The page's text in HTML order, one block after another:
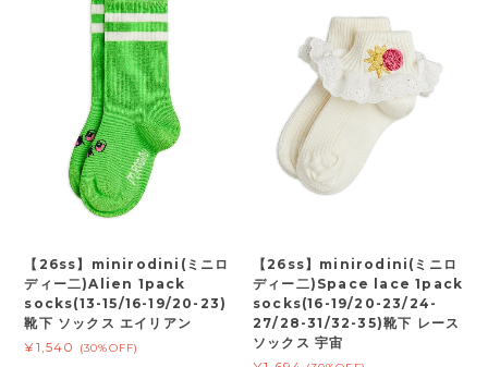
【26ss】minirodini(ミニロ
ディー二)Alien 1pack
socks(13-15/16-19/20-23)
靴下 ソックス エイリアン
¥1,540
(30%OFF)
【26ss】minirodini(ミニロ
ディー二)Space lace 1pack
socks(16-19/20-23/24-
27/28-31/32-35)靴下 レース
ソックス 宇宙